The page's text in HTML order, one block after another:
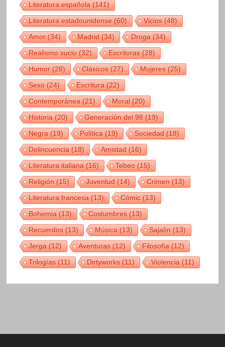
Literatura española(141)
Literatura estadounidense(60) Vicios(48)
Amor(34) Madrid(34) Droga(34)
Realismo sucio(32) Escritoras(28)
Humor(28) Clásicos(27) Mujeres(25)
Sexo(24) Escritura(22)
Contemporánea(21) Moral(20)
Historia(20) Generación del 98(19)
Negra(19) Política(19) Sociedad(18)
Delincuencia(18) Amistad(16)
Literatura italiana(16) Tebeo(15)
Religión(15) Juventud(14) Crimen(13)
Literatura francesa(13) Cómic(13)
Bohemia(13) Costumbres(13)
Recuerdos(13) Música(13) Sajalín(13)
Jerga(12) Aventuras(12) Filosofía(12)
Trilogías(11) Dirtyworks(11) Violencia(11)